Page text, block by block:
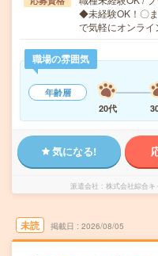
◆未経験OK！〇
で気軽にオンラ
職場の雰囲気
年齢層
20代
気になる!
派遣会社 株式会社綜合
未読 掲載日 2026/08/05